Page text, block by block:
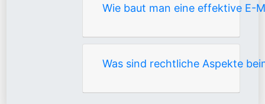
Wie baut man eine effektive E-
Was sind rechtliche Aspekte